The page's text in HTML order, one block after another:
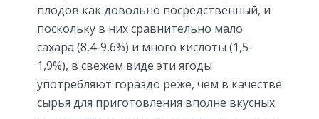
плодов как довольно посредственный, и
поскольку в них сравнительно мало
сахара (8,4-9,6%) и много кислоты (1,5-
1,9%), в свежем виде эти ягоды
употребляют гораздо реже, чем в качестве
сырья для приготовления вполне вкусных